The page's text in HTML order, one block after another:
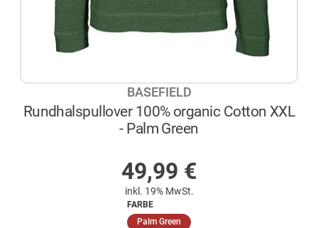
BASEFIELD
Rundhalspullover 100% organic Cotton XXL
- Palm Green
49,99 €
inkl. 19% MwSt.
FARBE
Palm Green (ausgewählt)